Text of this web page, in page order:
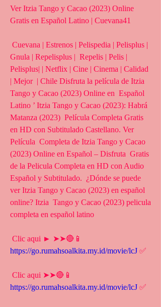
Ver Itzia Tango y Cacao (2023) Online
Gratis en Español Latino | Cuevana41
Gnula | Repelisplus |  Repelis | Pelis |
Pelisplus| | Netflix | Cine | Cinema | Calidad
| Mejor  | Chile Disfruta la película de Itzia
Tango y Cacao (2023) Online en  Español
Latino ’ Itzia Tango y Cacao (2023): Habrá
Matanza (2023)  Película Completa Gratis
en HD con Subtitulado Castellano. Ver
Película  Completa de Itzia Tango y Cacao
(2023) Online en Español – Disfruta  Gratis
de la Pelicula Completa en HD con Audio
Español y Subtitulado.  ¿Dónde se puede
ver Itzia Tango y Cacao (2023) en español
online? Itzia  Tango y Cacao (2023) pelicula
completa en español latino
https://go.rumahsoalkita.my.id/movie/lcJ ✅
https://go.rumahsoalkita.my.id/movie/lcJ ✅